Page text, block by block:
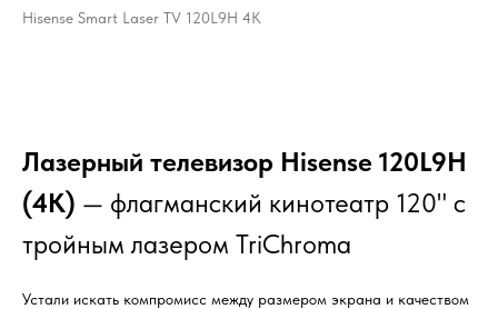
Hisense Smart Laser TV 120L9H 4K
Лазерный телевизор Hisense 120L9H
(4K) — флагманский кинотеатр 120" с
тройным лазером TriChroma
Устали искать компромисс между размером экрана и качеством